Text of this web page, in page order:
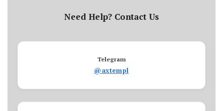
Need Help? Contact Us
Telegram
@axtempl